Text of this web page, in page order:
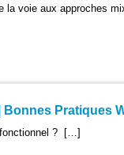
la voie aux approches
Pratiques
fonctionnel ? […]